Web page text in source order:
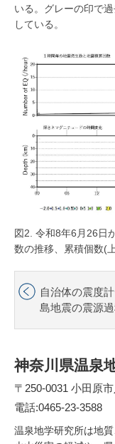
いる。グレーの印で
している。
図2. 令和8年6月26日
数の推移、累積個数(
自治体の震度
島地震の震源過
神奈川県温泉
〒250-0031 小田原
電話:0465-23-3588
温泉地学研究所は地